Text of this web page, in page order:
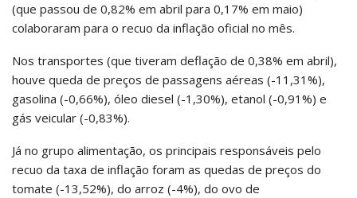
(que passou de 0,82% em abril para 0,17% em maio)
colaboraram para o recuo da inflação oficial no mês.
Nos transportes (que tiveram deflação de 0,38% em abril),
houve queda de preços de passagens aéreas (-11,31%),
gasolina (-0,66%), óleo diesel (-1,30%), etanol (-0,91%) e
gás veicular (-0,83%).
Já no grupo alimentação, os principais responsáveis pelo
recuo da taxa de inflação foram as quedas de preços do
tomate (-13,52%), do arroz (-4%), do ovo de